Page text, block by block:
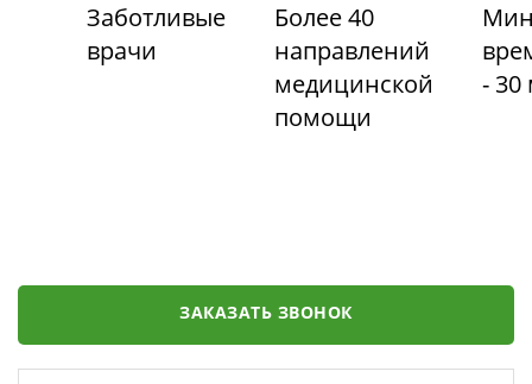
Заботливые
врачи
Более 40
направлений
медицинской
помощи
- 30
ЗАКАЗАТЬ ЗВОНОК